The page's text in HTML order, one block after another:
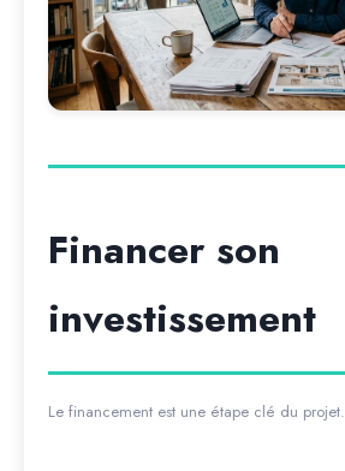
Financer son
investissement
Le financement est une étape clé du projet.